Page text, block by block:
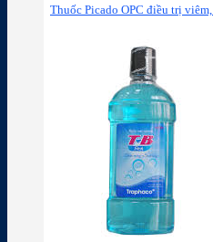
Thuốc Picado OPC điều trị